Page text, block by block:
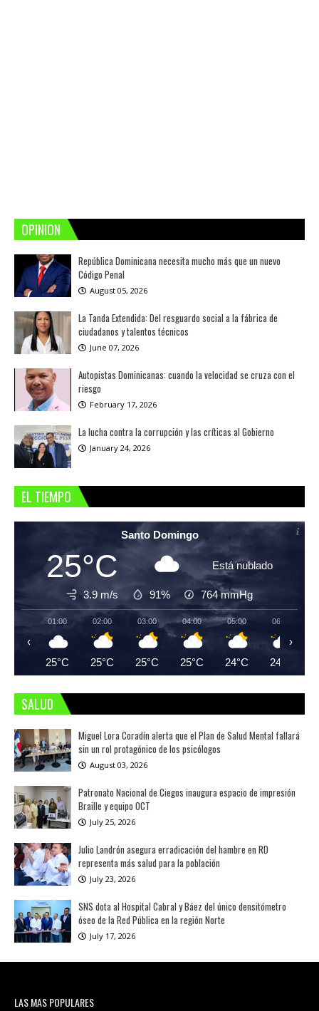
OPINION
República Dominicana necesita mucho más que un nuevo
Código Penal
August 05, 2026
La Tanda Extendida: Del resguardo social a la fábrica de
ciudadanos y talentos técnicos
June 07, 2026
Autopistas Dominicanas: cuando la velocidad se cruza con el
riesgo
February 17, 2026
La lucha contra la corrupción y las críticas al Gobierno
January 24, 2026
EL TIEMPO
Santo Domingo
25°C Está nublado
3.9 m/s 91% 764mmHg
01:00
25°C
02:00
25°C
03:00
25°C
04:00
25°C
05:00
24°C
06:00
24°C
‹ ›
SALUD
Miguel Lora Coradín alerta que el Plan de Salud Mental fallará
sin un rol protagónico de los psicólogos
August 03, 2026
Patronato Nacional de Ciegos inaugura espacio de impresión
Braille y equipo OCT
July 25, 2026
Julio Landrón asegura erradicación del hambre en RD
representa más salud para la población
July 23, 2026
SNS dota al Hospital Cabral y Báez del único densitómetro
óseo de la Red Pública en la región Norte
July 17, 2026
LAS MAS POPULARES